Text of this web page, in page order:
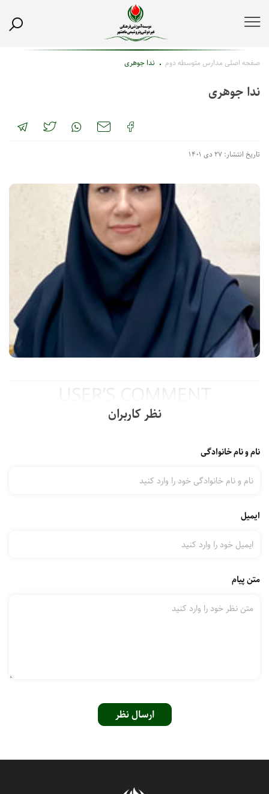
صفحه اصلیمدارس متوسطه دوم ندا جوهری
ندا جوهری
تاریخ انتشار: ۲۷ دی ۱۴۰۱
نظر کاربران
نام و نام خانوادگی
ایمیل
متن پیام
ارسال نظر